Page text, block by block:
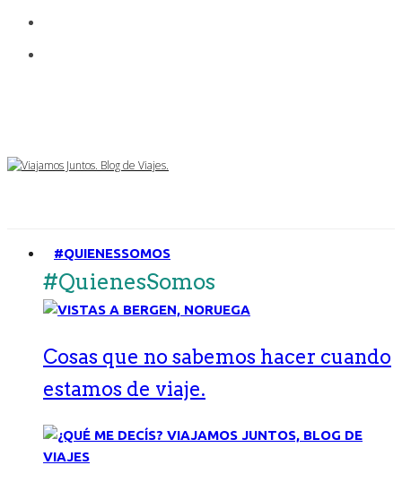
#QUIENESSOMOS
#QuienesSomos
Cosas que no sabemos hacer cuando
estamos de viaje.